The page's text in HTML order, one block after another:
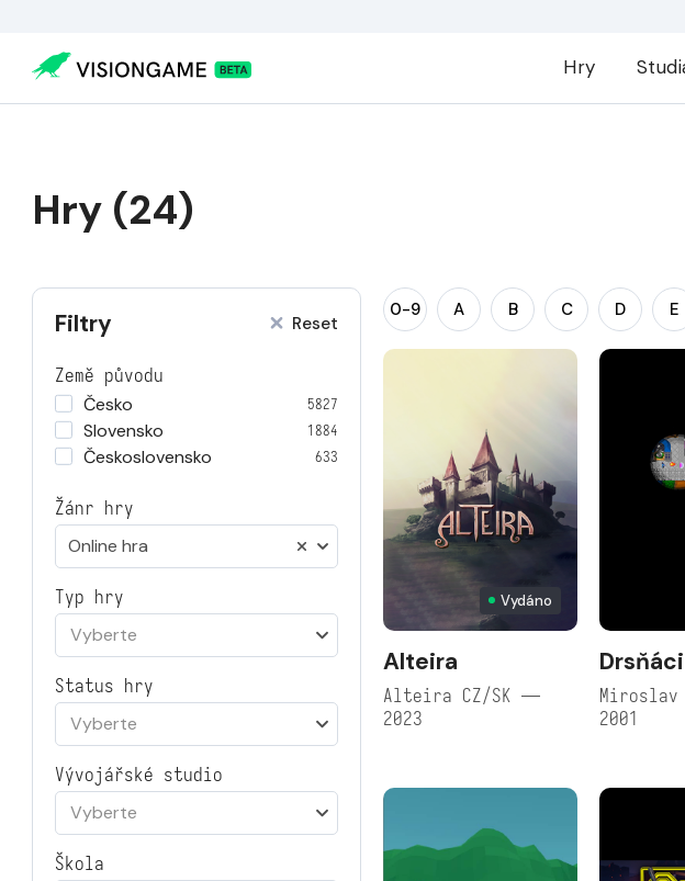
Hry
Hry (24)
Filtry Reset
Země původu
Česko
5827
Slovensko 1884
Československo 633
Žánr hry
Online hra
Typ hry
Vyberte
Status hry
Vyberte
Vývojářské studio
Vyberte
Škola
0-9 A B C D E
Vydáno
Alteira
Alteira CZ/SK —
2023
Drsňáci
Miroslav
2001